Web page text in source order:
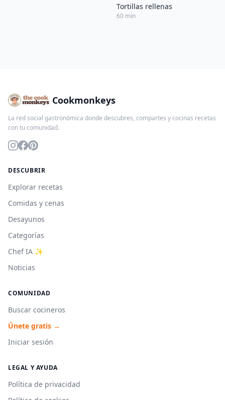
Tortillas rellenas
60 min
Cookmonkeys
La red social gastronómica donde descubres, compartes y cocinas recetas
con tu comunidad.
DESCUBRIR
Explorar recetas
Comidas y cenas
Desayunos
Categorías
Chef IA ✨
Noticias
COMUNIDAD
Buscar cocineros
Únete gratis →
Iniciar sesión
LEGAL Y AYUDA
Política de privacidad